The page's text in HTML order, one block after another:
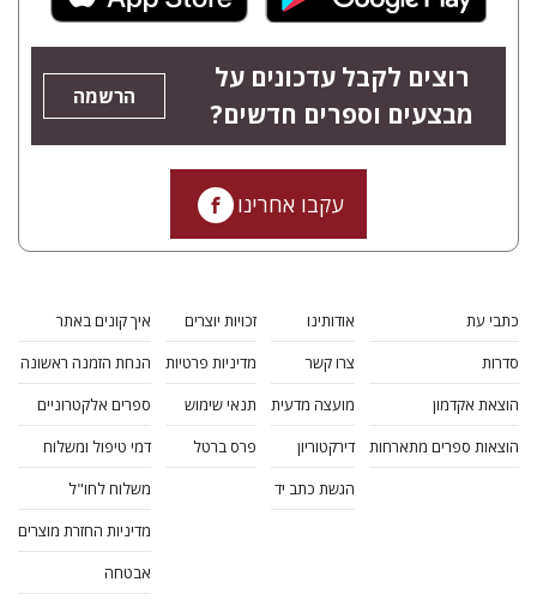
רוצים לקבל עדכונים על
מבצעים וספרים חדשים?
הרשמה
עקבו אחרינו
כתבי עת
סדרות
הוצאת אקדמון
הוצאות ספרים מתארחות
אודותינו
צרו קשר
מועצה מדעית
דירקטוריון
הגשת כתב יד
זכויות יוצרים
מדיניות פרטיות
תנאי שימוש
פרס ברטל
איך קונים באתר
הנחת הזמנה ראשונה
ספרים אלקטרוניים
דמי טיפול ומשלוח
משלוח לחו"ל
מדיניות החזרת מוצרים
אבטחה